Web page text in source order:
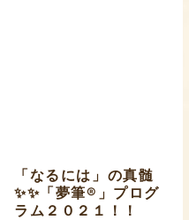
「なるには」の真髄
✨✨「夢筆®」プログ
ラム２０２１！！